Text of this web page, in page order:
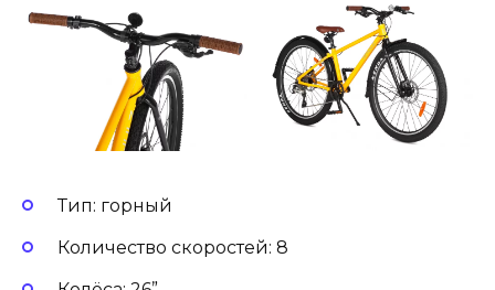
Тип: горный
Количество скоростей: 8